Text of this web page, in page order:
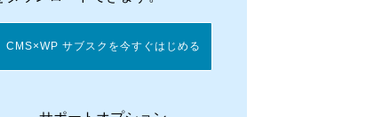
CMS×WP サブスクを今すぐはじめる